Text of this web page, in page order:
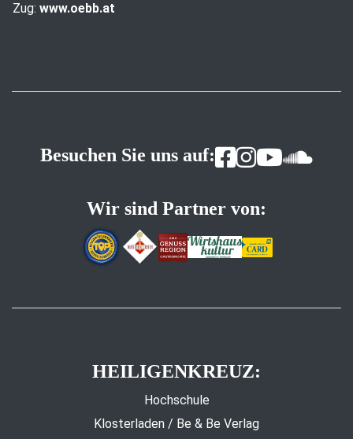
Zug: www.oebb.at
Besuchen Sie uns auf:
Wir sind Partner von:
HEILIGENKREUZ:
Hochschule
Klosterladen / Be & Be Verlag